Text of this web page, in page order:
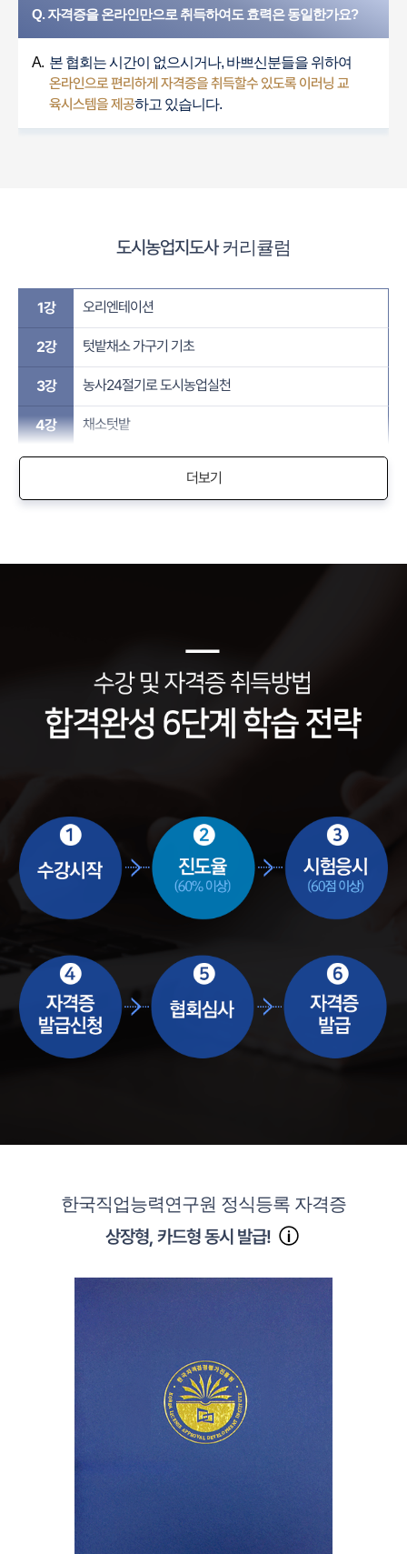
Q. 자격증을 온라인만으로 취득하여도 효력은 동일한가요?
A. 본 협회는 시간이 없으시거나, 바쁘신분들을 위하여
온라인으로 편리하게 자격증을 취득할수 있도록 이러닝 교
육시스템을 제공하고 있습니다.
도시농업지도사 커리큘럼
1강 오리엔테이션
2강 텃밭채소 가구기 기초
3강 농사24절기로 도시농업실천
4강 채소텃밭
더보기
한국직업능력연구원 정식등록 자격증
상장형, 카드형 동시 발급!